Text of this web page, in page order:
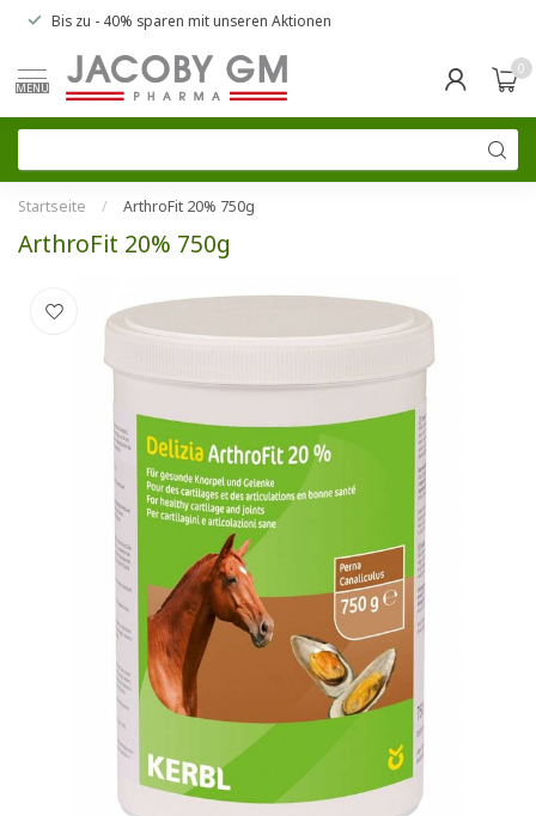
Bis zu - 40% sparen mit unseren Aktionen
MENU
0
Startseite / ArthroFit 20% 750g
ArthroFit 20% 750g